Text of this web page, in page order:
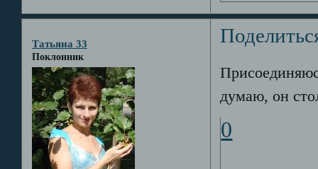
Татьяна 33
Поклонник
думаю, он
0